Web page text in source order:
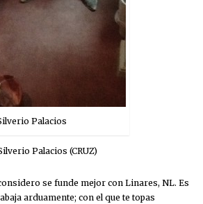
Palacios
Palacios (CRUZ)
se funde mejor con Linares, NL. Es
arduamente; con el que te topas